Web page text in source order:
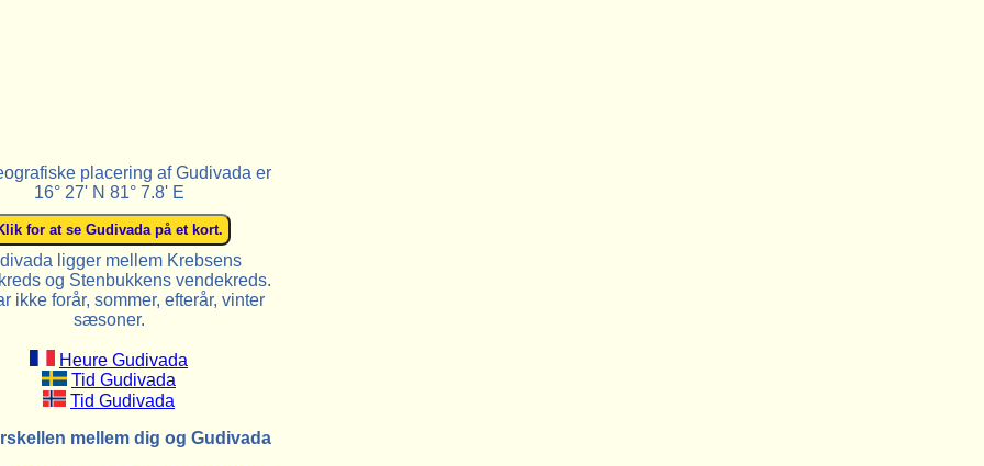
placering af Gudivada er
16° 27' N 81° 7.8' E
ligger mellem Krebsens
og Stenbukkens vendekreds.
ikke forår, sommer, efterår, vinter
sæsoner.
Heure Gudivada
Tid Gudivada
Tid Gudivada
mellem dig og Gudivada